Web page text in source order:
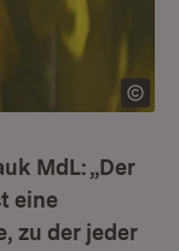
MdL: „Der
eine
zu der jeder